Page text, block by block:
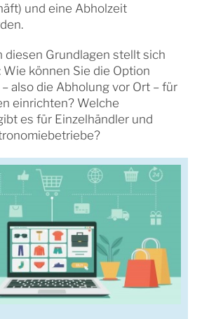
und eine Abholzeit
diesen Grundlagen stellt sich
Wie können Sie die Option
also die Abholung vor Ort – für
einrichten? Welche
es für Einzelhändler und